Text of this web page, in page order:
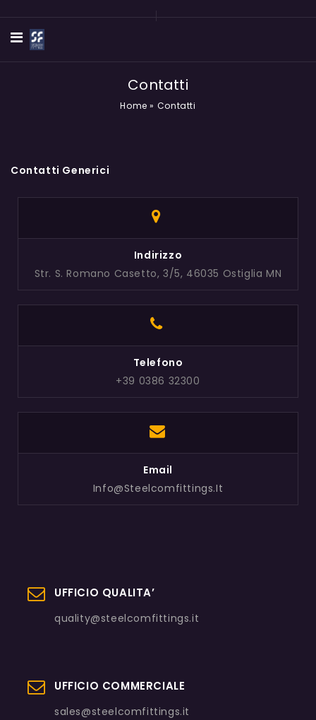
Contatti
Home » Contatti
Contatti Generici
Indirizzo
Str. S. Romano Casetto, 3/5, 46035 Ostiglia MN
Telefono
+39 0386 32300
Email
Info@steelcomfittings.it
UFFICIO QUALITA’
quality@steelcomfittings.it
UFFICIO COMMERCIALE
sales@steelcomfittings.it